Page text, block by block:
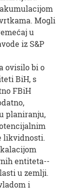
Mogli
u
iz S&P
ovisilo bi o
BiH, s
FBiH
planiranju,
likvidnosti.
entiteta--
u zemlji.
i